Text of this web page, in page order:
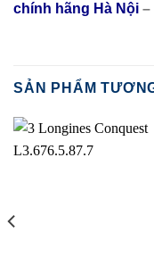
chính hãng Hà Nội –
SẢN PHẨM